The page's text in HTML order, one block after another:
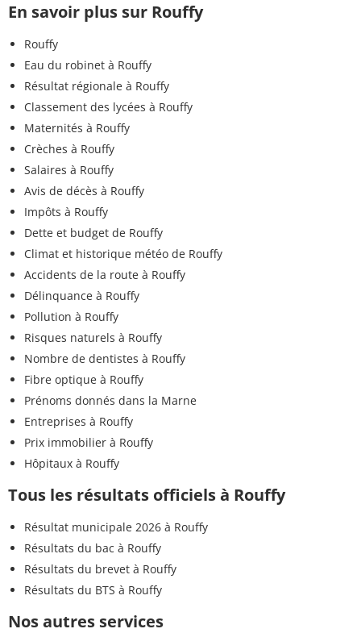
En savoir plus sur Rouffy
Rouffy
Eau du robinet à Rouffy
Résultat régionale à Rouffy
Classement des lycées à Rouffy
Maternités à Rouffy
Crèches à Rouffy
Salaires à Rouffy
Avis de décès à Rouffy
Impôts à Rouffy
Dette et budget de Rouffy
Climat et historique météo de Rouffy
Accidents de la route à Rouffy
Délinquance à Rouffy
Pollution à Rouffy
Risques naturels à Rouffy
Nombre de dentistes à Rouffy
Fibre optique à Rouffy
Prénoms donnés dans la Marne
Entreprises à Rouffy
Prix immobilier à Rouffy
Hôpitaux à Rouffy
Tous les résultats officiels à Rouffy
Résultat municipale 2026 à Rouffy
Résultats du bac à Rouffy
Résultats du brevet à Rouffy
Résultats du BTS à Rouffy
Nos autres services